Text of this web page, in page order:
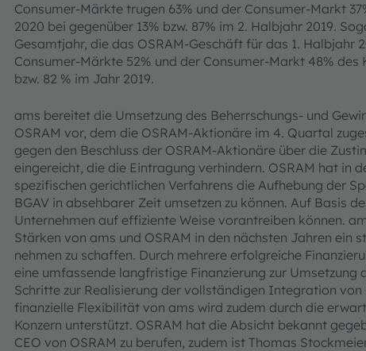
Consumer-Märkte trugen 63% und der Consumer-Markt
2020 bei gegenüber 13% bzw. 87% im 2. Halbjahr 2019.
Gesamt­jahr, die das OSRAM-Geschäft für das 1. Halbjahr
Consumer-Märkte 52% und der Consumer-Markt 48% des
bzw. 82 % im Jahr 2019.
ams bereitet die Umsetzung des Beherrschungs- und
OSRAM vor, dem die OSRAM-Aktionäre im 4. Quartal
gegen den Beschluss der OSRAM-Aktionäre über die
eingereicht, die die Eintragung verhindern. OSRAM hat in
spezifischen gerichtlichen Verfahrens die Aufhebung der
BGAV in absehbarer Zeit umsetzen zu können. Auf Basis
Unternehmen auf effiziente Weise vorantreiben können.
Stärken von ams und OSRAM in den nächsten Jahren
nehmen zu schaffen. Durch mehrere erfolgreiche
eine umfassende langfristige Finanzierung zur Umsetzung
Schritte zur Realisierung der vollständigen Integration
finanzielle Flexibilität von ams wird zudem durch die
Konzern unterstützt. OSRAM hat die Absicht bekannt
CEO von OSRAM zu berufen, zudem ist Thomas